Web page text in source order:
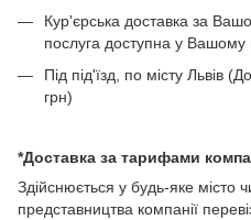
Кур'єрська доставка за
послуга доступна у Вашому
Під під'їзд, по місту Львів
грн)
*Доставка за тарифами
Здійснюється у будь-яке місто
представництва компанії